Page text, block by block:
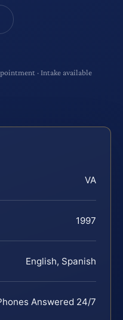
· Intake available
VA
1997
English, Spanish
Answered 24/7